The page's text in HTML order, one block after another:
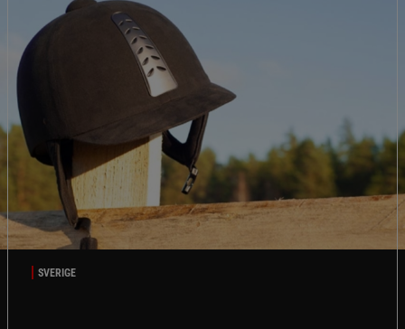
SVERIGE